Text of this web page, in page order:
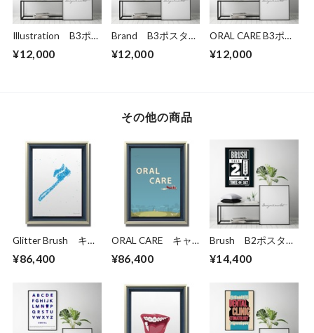
Illustration B3ポス
り）
¥12,000
Brand B3ポスター
¥12,000
ORAL CARE B3ポス
り）
¥12,000
その他の商品
Glitter Brush キャ
（B3サイズ）・立
¥86,400
ORAL CARE キャ
（B3サイズ）・立
¥86,400
Brush B2ポスター
¥14,400